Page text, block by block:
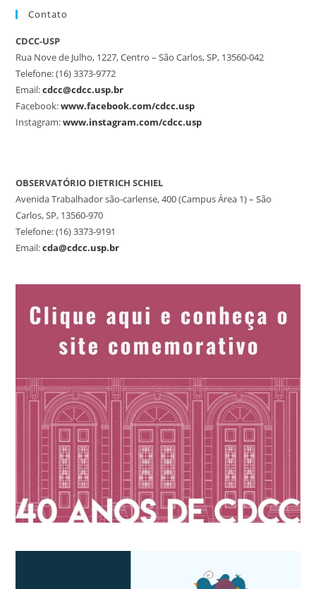
Contato
CDCC-USP
Rua Nove de Julho, 1227, Centro – São Carlos, SP, 13560-042
Telefone: (16) 3373-9772
Email:cdcc@cdcc.usp.br
Facebook:www.facebook.com/cdcc.usp
Instagram:www.instagram.com/cdcc.usp
OBSERVATÓRIO DIETRICH SCHIEL
Avenida Trabalhador são-carlense, 400 (Campus Área 1) – São
Carlos, SP, 13560-970
Telefone: (16) 3373-9191
Email:cda@cdcc.usp.br